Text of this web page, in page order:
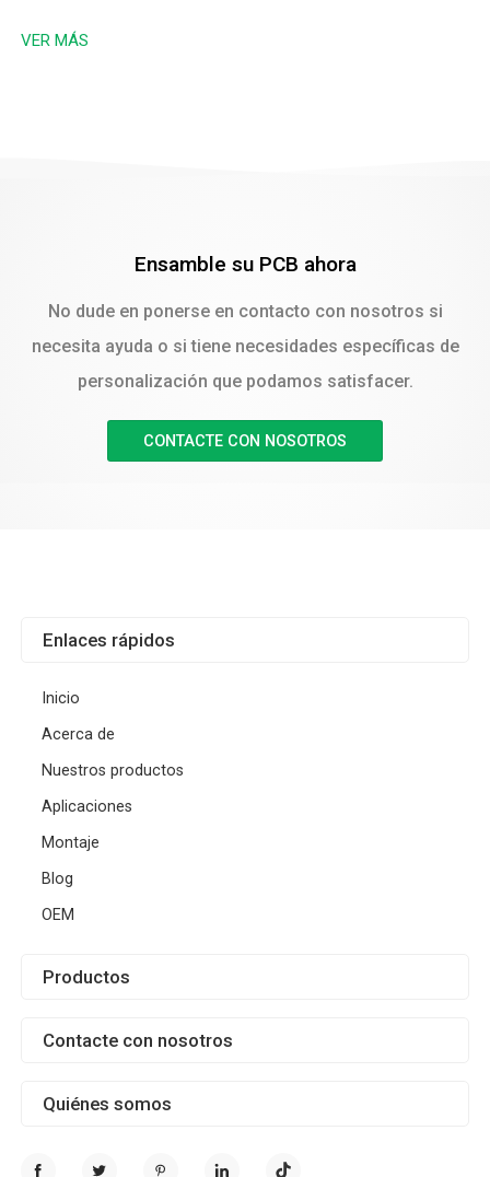
VER MÁS
Ensamble su PCB ahora
No dude en ponerse en contacto con nosotros si
necesita ayuda o si tiene necesidades específicas de
personalización que podamos satisfacer.
CONTACTE CON NOSOTROS
Quiénes somos
Enlaces rápidos
Inicio
Acerca de
Nuestros productos
Aplicaciones
Montaje
Blog
OEM
Productos
Contacte con nosotros